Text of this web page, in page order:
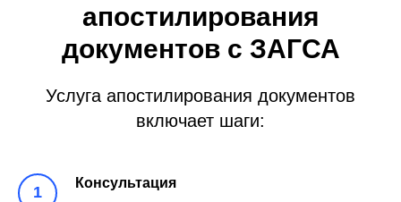
апостилирования
документов с ЗАГСА
Услуга апостилирования документов
включает шаги:
Консультация